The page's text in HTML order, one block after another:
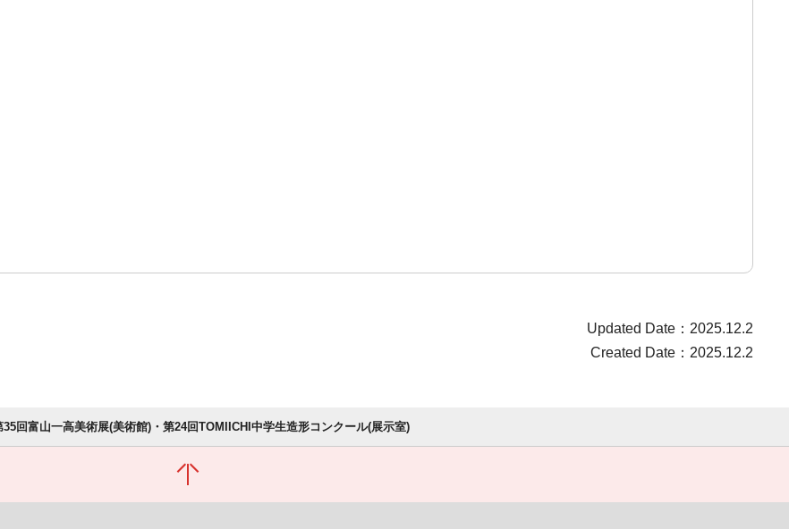
Updated Date：2025.12.2
Created Date：2025.12.2
35回富山一高美術展(美術館)・第24回TOMIICHI中学生造形コンクール(展示室)